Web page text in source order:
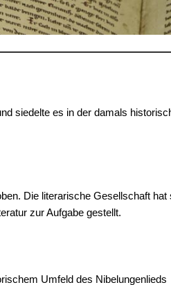
siedelte es in der damals
Die literarische Gesellschaft
zur Aufgabe gestellt.
Umfeld des Nibelungenlieds